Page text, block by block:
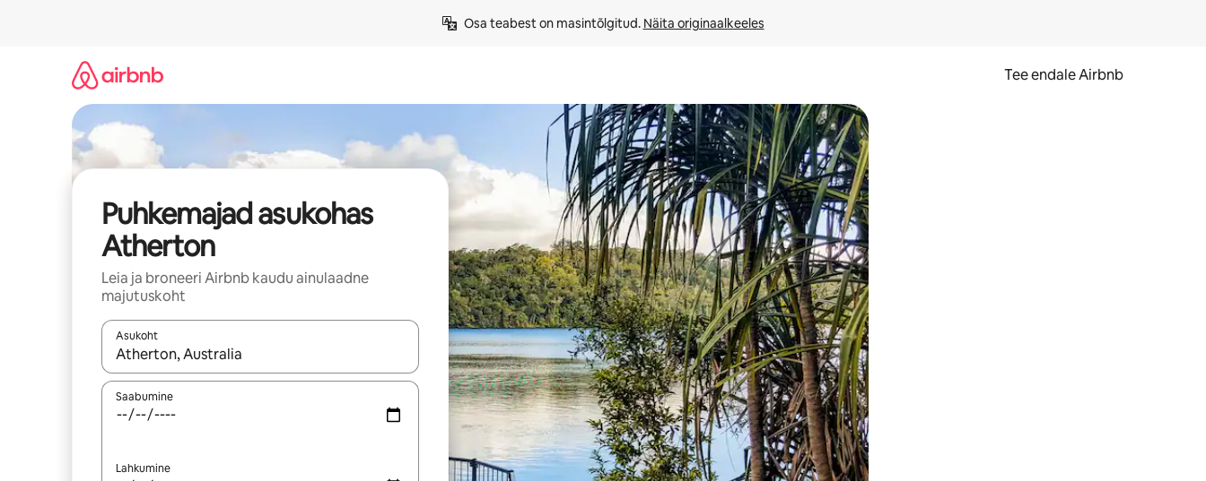
Osa teabest on masintõlgitud. Näita originaalkeeles
Tee endale Airbnb
Puhkemajad asukohas
Atherton
Leia ja broneeri Airbnb kaudu ainulaadne
majutuskoht
Asukoht
Kui tulemused on kuvatud, liigu ekraanil nooleklahvidega või puuduta või tõmba mööda ekraani.
Saabumine
Lahkumine